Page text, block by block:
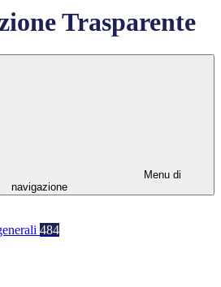
Trasparente
Menu di
navigazione
484